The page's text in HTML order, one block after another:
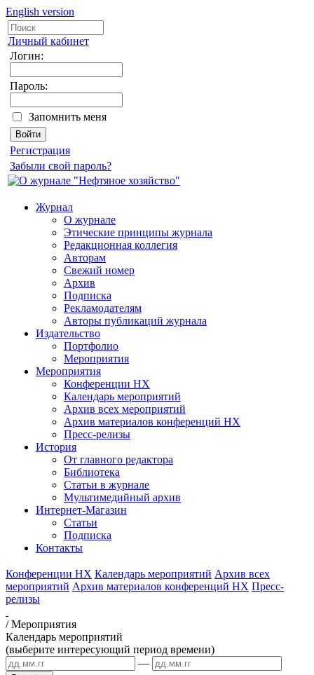
English version
Личный кабинет
Логин:
Пароль:
Запомнить меня
Регистрация
Забыли свой пароль?
Журнал
О журнале
Этические принципы журнала
Редакционная коллегия
Авторам
Свежий номер
Архив
Подписка
Рекламодателям
Авторы публикаций журнала
Издательство
Портфолио
Мероприятия
Мероприятия
Конференции НХ
Календарь мероприятий
Архив всех мероприятий
Архив материалов конференций НХ
Пресс-релизы
История
От главного редактора
Библиотека
Статьи в журнале
Мультимедийный архив
Интернет-Магазин
Статьи
Подписка
Контакты
Конференции НХ Календарь мероприятий Архив всех
мероприятий Архив материалов конференций НХ Пресс-
релизы
/Мероприятия
Календарь мероприятий
(выберите интересующий период времени)
—